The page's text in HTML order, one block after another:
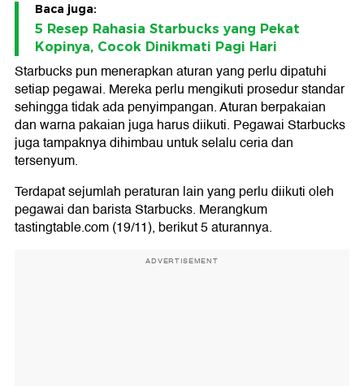
Baca juga:
5 Resep Rahasia Starbucks yang Pekat
Kopinya, Cocok Dinikmati Pagi Hari
Starbucks pun menerapkan aturan yang perlu dipatuhi
setiap pegawai. Mereka perlu mengikuti prosedur standar
sehingga tidak ada penyimpangan. Aturan berpakaian
dan warna pakaian juga harus diikuti. Pegawai Starbucks
juga tampaknya dihimbau untuk selalu ceria dan
tersenyum.
Terdapat sejumlah peraturan lain yang perlu diikuti oleh
pegawai dan barista Starbucks. Merangkum
tastingtable.com (19/11), berikut 5 aturannya.
ADVERTISEMENT